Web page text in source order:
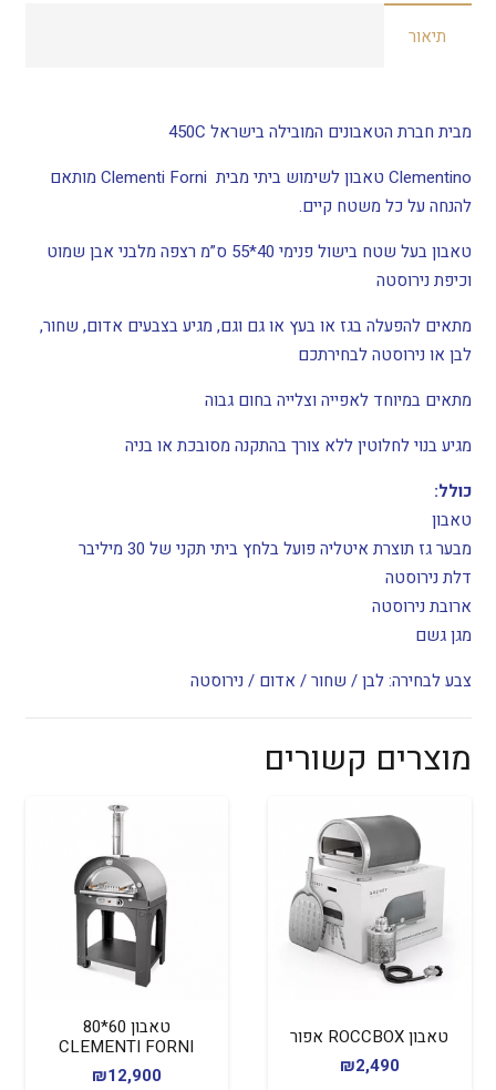
תיאור
מבית חברת הטאבונים המובילה בישראל 450C
Clementino טאבון לשימוש ביתי מבית Clementi Forni מותאם
להנחה על כל משטח קיים.
טאבון בעל שטח בישול פנימי 40*55 ס”מ רצפה מלבני אבן שמוט
וכיפת נירוסטה
מתאים להפעלה בגז או בעץ או גם וגם, מגיע בצבעים אדום, שחור,
לבן או נירוסטה לבחירתכם
מתאים במיוחד לאפייה וצלייה בחום גבוה
מגיע בנוי לחלוטין ללא צורך בהתקנה מסובכת או בניה
כולל:
טאבון
מבער גז תוצרת איטליה פועל בלחץ ביתי תקני של 30 מיליבר
דלת נירוסטה
ארובת נירוסטה
מגן גשם
צבע לבחירה: לבן / שחור / אדום / נירוסטה
מוצרים קשורים
טאבון ROCCBOX אפור
₪2,490
טאבון 60*80
CLEMENTI FORNI
₪12,900